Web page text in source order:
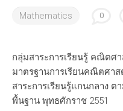
Mathematics 0
กลุ่มสาระการเรียนรู้ คณิตศ
มาตรฐานการเรียนคณิตศา
สาระการเรียนรู้แกนกลาง
พื้นฐาน พุทธศักราช 2551